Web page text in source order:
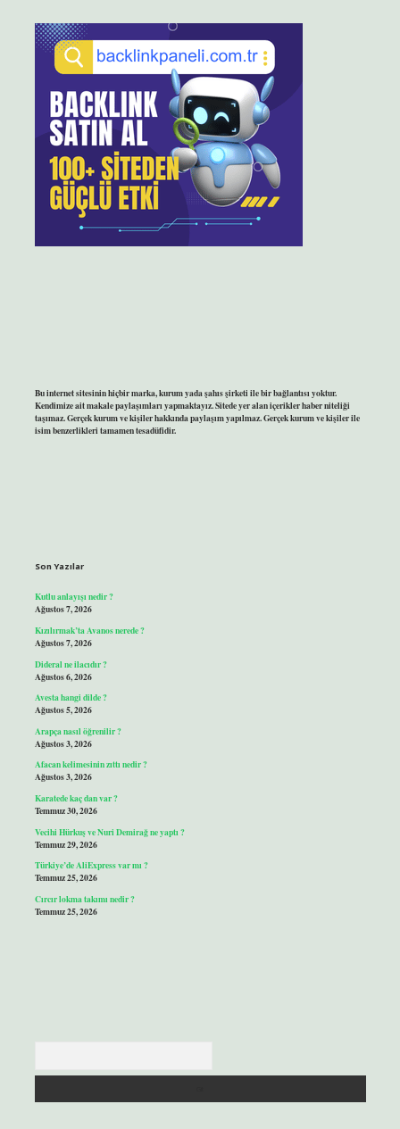
Bu internet sitesinin hiçbir marka, kurum yada şahıs şirketi ile bir bağlantısı yoktur.
Kendimize ait makale paylaşımları yapmaktayız. Sitede yer alan içerikler haber niteliği
taşımaz. Gerçek kurum ve kişiler hakkında paylaşım yapılmaz. Gerçek kurum ve kişiler ile
isim benzerlikleri tamamen tesadüfidir.
Son Yazılar
Kutlu anlayışı nedir ?
Ağustos 7, 2026
Kızılırmak’ta Avanos nerede ?
Ağustos 7, 2026
Dideral ne ilacıdır ?
Ağustos 6, 2026
Avesta hangi dilde ?
Ağustos 5, 2026
Arapça nasıl öğrenilir ?
Ağustos 3, 2026
Afacan kelimesinin zıttı nedir ?
Ağustos 3, 2026
Karatede kaç dan var ?
Temmuz 30, 2026
Vecihi Hürkuş ve Nuri Demirağ ne yaptı ?
Temmuz 29, 2026
Türkiye’de AliExpress var mı ?
Temmuz 25, 2026
Cırcır lokma takımı nedir ?
Temmuz 25, 2026